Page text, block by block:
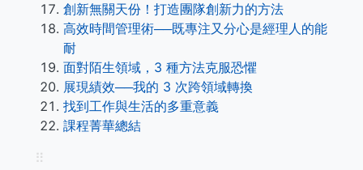
創新無關天份！打造團隊創新力的方法
高效時間管理術──既專注又分心是經理人的能
耐
面對陌生領域，3 種方法克服恐懼
展現績效──我的 3 次跨領域轉換
找到工作與生活的多重意義
課程菁華總結
⠿